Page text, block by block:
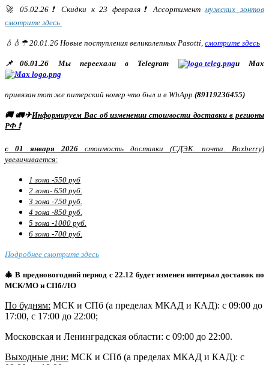
🚀 05.02.26❗ Скидки к 23 февраля❗ Ассортимент мужских зонтов
смотрите здесь
💧💧☂ 20.01.26 Новые поступления великолепных Pasotti, смотрите здесь
📌06.01.26 Мы переехали в Telegram и Max
привязан тот же питерский номер что был и в WhApp (89119236455)
🚚 🚛✈Информируем Вас об изменении стоимости доставки в регионы
РФ ❗
с 01 января 2026 стоимость доставки (СДЭК. почта. Boxberry)
увеличивается:
1 зона -550 руб
2 зона- 650 руб.
3 зона -750 руб.
4 зона -850 руб.
5 зона -1000 руб.
6 зона -700 руб.
Подробнее смотрите здесь
🎄 В предновогодний период с 22.12 будет изменен интервал доставок по
МСК/МО и СПб/ЛО
По будням: МСК и СПб (а пределах МКАД и КАД): с 09:00 до
17:00, с 17:00 до 22:00;
Московская и Ленинградская области: с 09:00 до 22:00.
Выходные дни: МСК и СПб (а пределах МКАД и КАД): с